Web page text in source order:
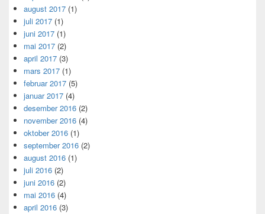
august 2017 (1)
juli 2017 (1)
juni 2017 (1)
mai 2017 (2)
april 2017 (3)
mars 2017 (1)
februar 2017 (5)
januar 2017 (4)
desember 2016 (2)
november 2016 (4)
oktober 2016 (1)
september 2016 (2)
august 2016 (1)
juli 2016 (2)
juni 2016 (2)
mai 2016 (4)
april 2016 (3)